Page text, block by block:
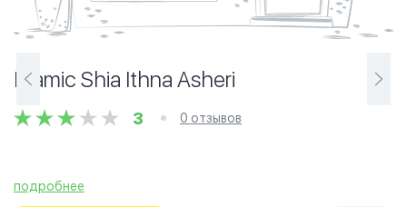
Islamic Shia Ithna Asheri
3 0 отзывов
подробнее